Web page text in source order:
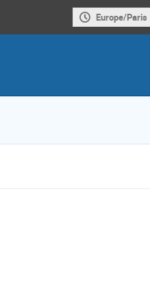
Europe/Paris